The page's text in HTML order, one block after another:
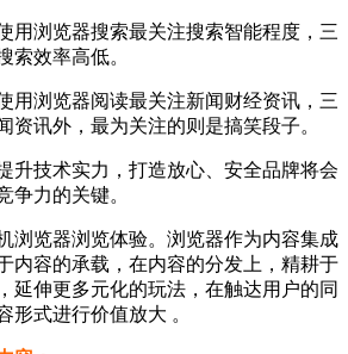
浏览器搜索最关注搜索智能程度，三
索效率高低。
浏览器阅读最关注新闻财经资讯，三
资讯外，最为关注的则是搞笑段子。
技术实力，打造放心、安全品牌将会
争力的关键。
览器浏览体验。浏览器作为内容集成
内容的承载，在内容的分发上，精耕于
延伸更多元化的玩法，在触达用户的同
形式进行价值放大 。